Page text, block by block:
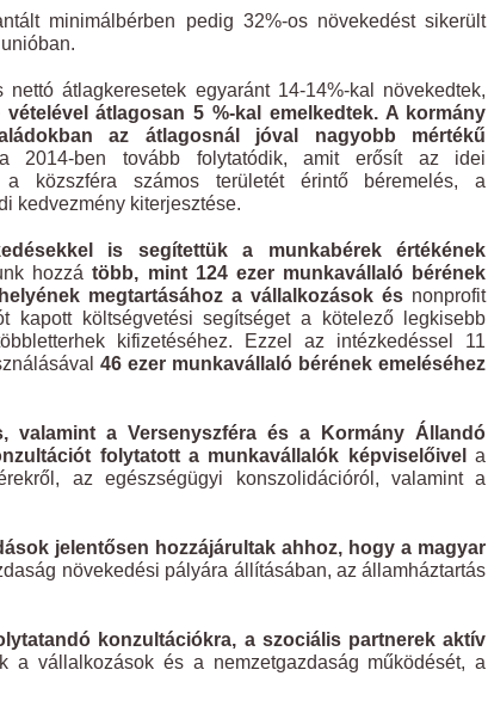
minimálbérben pedig 32%-os növekedést sikerült
átlagkeresetek egyaránt 14-14%-kal növekedtek,
átlagosan 5 %-kal emelkedtek. A kormány
az átlagosnál jóval nagyobb mértékű
ben tovább folytatódik, amit erősít az idei
a közszféra számos területét érintő béremelés, a
kedvezmény kiterjesztése.
is segítettük a munkabérek értékének
hozzátöbb, mint 124 ezer munkavállaló bérének
megtartásához a vállalkozások és nonprofit
kapott költségvetési segítséget a kötelező legkisebb
kifizetéséhez. Ezzel az intézkedéssel 11
46 ezer munkavállaló bérének emeléséhez
valamint a Versenyszféra és a Kormány Állandó
folytatott a munkavállalók képviselőivel
a
az egészségügyi konszolidációról, valamint a
jelentősen hozzájárultak ahhoz, hogy a magyar
növekedési pályára állításában, az államháztartás
konzultációkra, a szociális partnerek aktív
a vállalkozások és a nemzetgazdaság működését, a